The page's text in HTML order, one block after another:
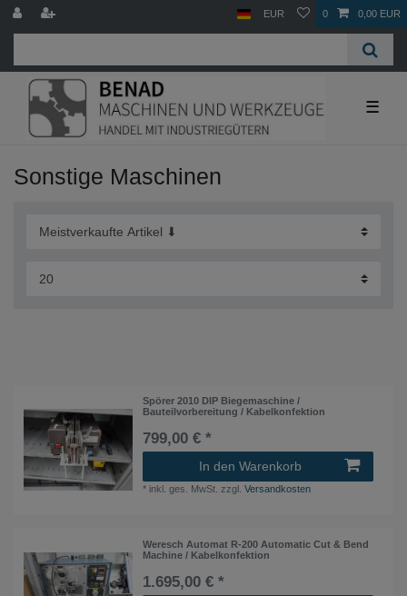
EUR 0 0,00 EUR
☰
Sonstige Maschinen
Spörer 2010 DIP Biegemaschine /
Bauteilvorbereitung / Kabelkonfektion
799,00 € *
In den Warenkorb
* inkl. ges. MwSt. zzgl.Versandkosten
Weresch Automat R-200 Automatic Cut & Bend
Machine / Kabelkonfektion
1.695,00 € *